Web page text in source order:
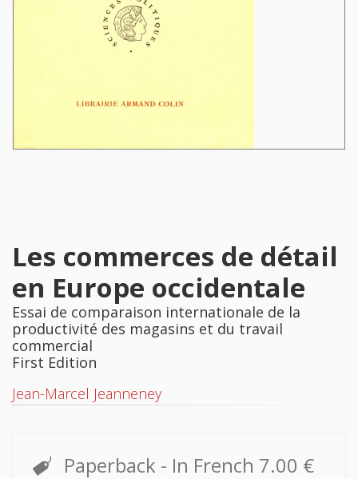
Les commerces de détail
en Europe occidentale
Essai de comparaison internationale de la
productivité des magasins et du travail
commercial
First Edition
Jean-Marcel Jeanneney
Paperback - In French 7.00 €